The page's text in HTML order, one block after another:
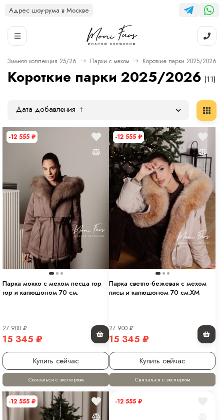
Адрес шоу-рума в Москве
Зимняя коллекция 25/26 Парки с мехом Короткие парки 2025/2026
Короткие парки 2025/2026 (11)
Дата добавления
-12 555 ₽
Парка мокко с мехом песца тор
тор и капюшоном 70 см.
27 900₽
15 345 ₽
Купить сейчас
Связаться с экспертом
-12 555 ₽
Парка светло-бежевая с мехом
лисы и капюшоном 70 см.ХМ
27 900₽
15 345 ₽
Купить сейчас
Связаться с экспертом
-12 555 ₽ -12 555 ₽